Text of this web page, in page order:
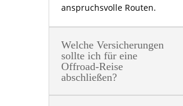
anspruchsvolle Routen.
Welche Versicherungen
sollte ich für eine
Offroad-Reise
abschließen?